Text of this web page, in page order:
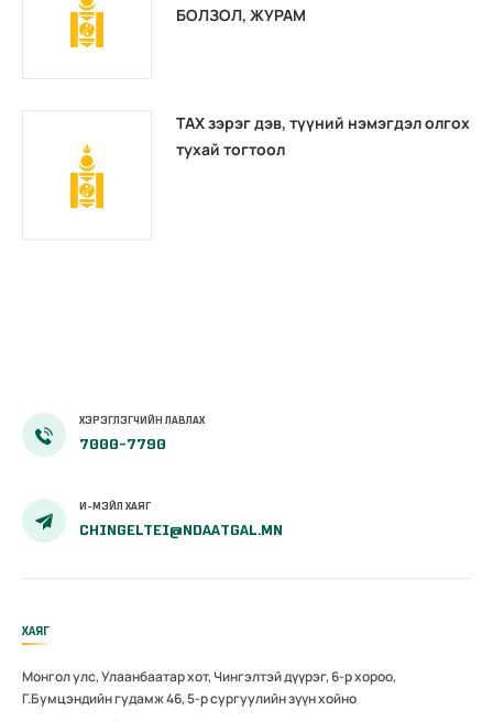
БОЛЗОЛ, ЖУРАМ
ТАХ зэрэг дэв, түүний нэмэгдэл олгох
тухай тогтоол
ХЭРЭГЛЭГЧИЙН ЛАВЛАХ
7000-7790
И-МЭЙЛ ХАЯГ
CHINGELTEI@NDAATGAL.MN
ХАЯГ
Монгол улс, Улаанбаатар хот, Чингэлтэй дүүрэг, 6-р хороо,
Г.Бумцэндийн гудамж 46, 5-р сургуулийн зүүн хойно